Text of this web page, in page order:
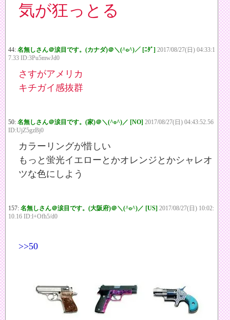
気が狂っとる
44: 名無しさん＠涙目です。(カナダ)＠＼(^o^)／ [ﾆﾀﾞ] 2017/08/27(日) 04:33:1
7.33 ID:3Pu5mwJd0
さすがアメリカ
キチガイ感抜群
50: 名無しさん＠涙目です。(家)＠＼(^o^)／ [NO] 2017/08/27(日) 04:43:52.56
ID:UjZ5gzBj0
カラーリングが惜しい
もっと蛍光イエローとかオレンジとかシャレオ
ツな色にしよう
157: 名無しさん＠涙目です。(大阪府)＠＼(^o^)／ [US] 2017/08/27(日) 10:02:
10.16 ID:l+Ofh5/d0
>>50